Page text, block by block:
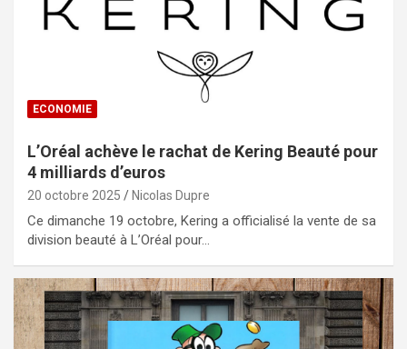
ECONOMIE
L’Oréal achève le rachat de Kering Beauté pour
4 milliards d’euros
20 octobre 2025 Nicolas Dupre
Ce dimanche 19 octobre, Kering a officialisé la vente de sa
division beauté à L’Oréal pour…